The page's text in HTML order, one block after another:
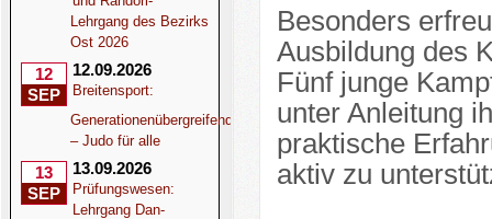
Lehrgang des Bezirks
Ost 2026
12
SEP
12.09.2026
Breitensport:
Generationenübergreifend
– Judo für alle
13
SEP
13.09.2026
Prüfungswesen:
Lehrgang Dan-
Besonders
Ausbildung des
Fünf junge
unter Anleitung
praktische
aktiv zu